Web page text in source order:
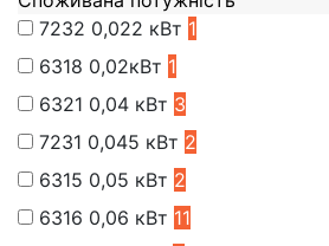
7232 0,022 кВт 1
6318 0,02кВт 1
6321 0,04 кВт 3
7231 0,045 кВт 2
6315 0,05 кВт 2
6316 0,06 кВт 11